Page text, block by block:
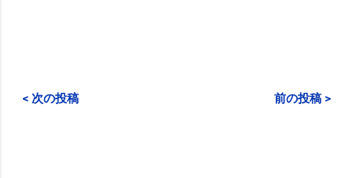
< 次の投稿 前の投稿 >